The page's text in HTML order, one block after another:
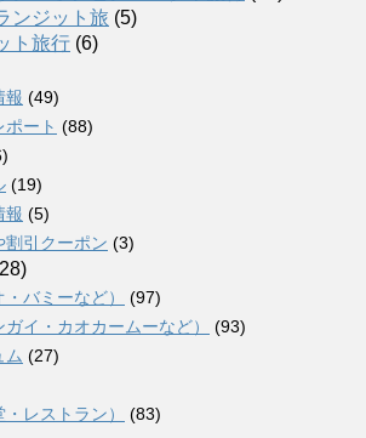
ンジット旅 (5)
ト旅行 (6)
報 (49)
ート (88)
(19)
報 (5)
割引クーポン (3)
バミーなど）
(97)
イ・カオカームーなど）
(93)
ム (27)
レストラン）
(83)